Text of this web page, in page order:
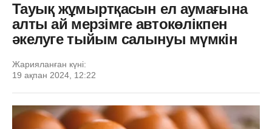
Тауық жұмыртқасын ел аумағына
алты ай мерзімге автокөлікпен
әкелуге тыйым салынуы мүмкін
Жарияланған күні:
19 ақпан 2024, 12:22